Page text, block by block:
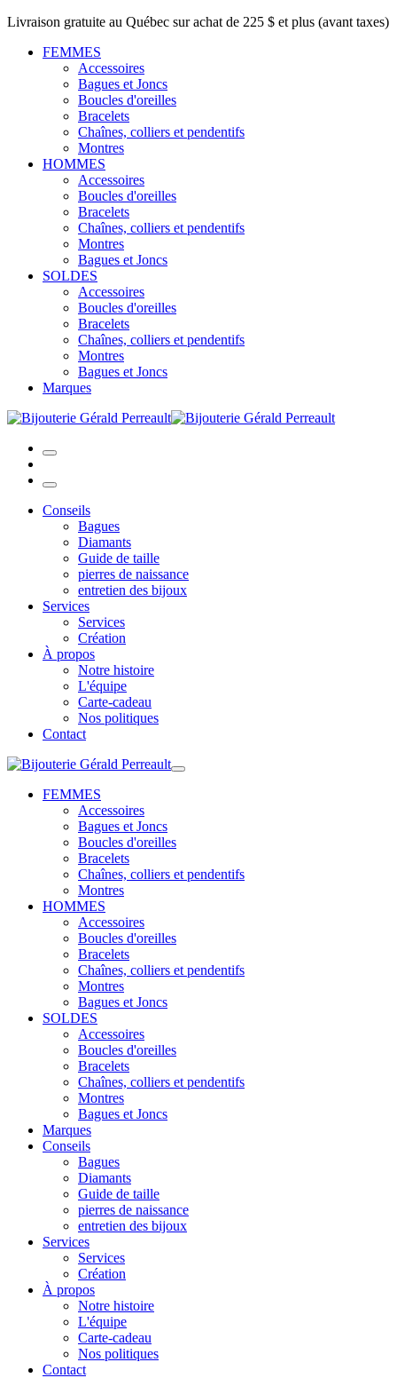
Livraison gratuite au Québec sur achat de 225 $ et plus (avant taxes)
FEMMES
Accessoires
Bagues et Joncs
Boucles d'oreilles
Bracelets
Chaînes, colliers et pendentifs
Montres
HOMMES
Accessoires
Boucles d'oreilles
Bracelets
Chaînes, colliers et pendentifs
Montres
Bagues et Joncs
SOLDES
Accessoires
Boucles d'oreilles
Bracelets
Chaînes, colliers et pendentifs
Montres
Bagues et Joncs
Marques
Conseils
Bagues
Diamants
Guide de taille
pierres de naissance
entretien des bijoux
Services
Services
Création
À propos
Notre histoire
L'équipe
Carte-cadeau
Nos politiques
Contact
FEMMES
Accessoires
Bagues et Joncs
Boucles d'oreilles
Bracelets
Chaînes, colliers et pendentifs
Montres
HOMMES
Accessoires
Boucles d'oreilles
Bracelets
Chaînes, colliers et pendentifs
Montres
Bagues et Joncs
SOLDES
Accessoires
Boucles d'oreilles
Bracelets
Chaînes, colliers et pendentifs
Montres
Bagues et Joncs
Marques
Conseils
Bagues
Diamants
Guide de taille
pierres de naissance
entretien des bijoux
Services
Services
Création
À propos
Notre histoire
L'équipe
Carte-cadeau
Nos politiques
Contact